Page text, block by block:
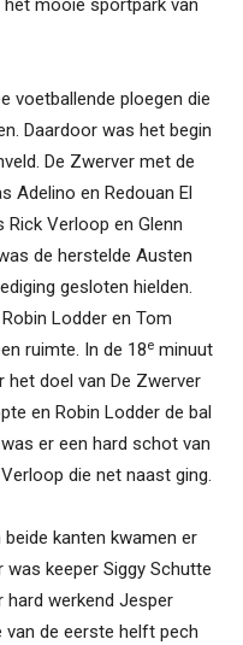
mooie sportpark van
voetballende ploegen die
Daardoor was het begin
De Zwerver met de
Adelino en Redouan El
Verloop en Glenn
de herstelde Austen
gesloten hielden.
Lodder en Tom
ruimte. In de 18e minuut
doel van De Zwerver
en Robin Lodder de bal
er een hard schot van
die net naast ging.
kanten kwamen er
was keeper Siggy Schutte
hard werkend Jesper
de eerste helft pech